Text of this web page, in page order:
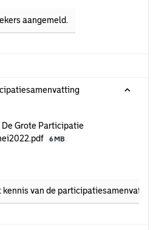
aangemeld.
De Grote Participatie
6 MB
kennis van de